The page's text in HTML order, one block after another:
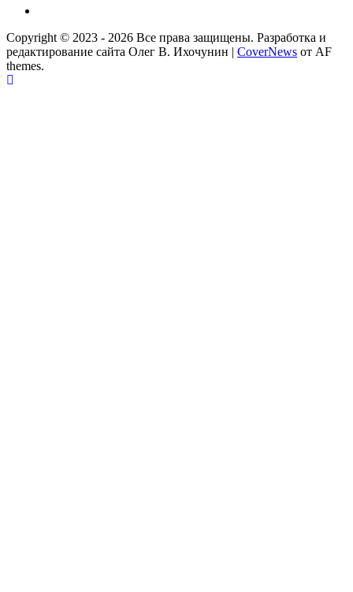
Copyright © 2023 - 2026 Все права защищены. Разработка и
редактирование сайта Олег В. Ихочунин | CoverNews от AF
themes.